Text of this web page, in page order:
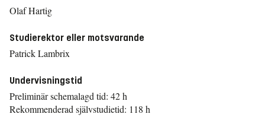
Olaf Hartig
Studierektor eller motsvarande
Patrick Lambrix
Undervisningstid
Preliminär schemalagd tid: 42 h
Rekommenderad självstudietid: 118 h